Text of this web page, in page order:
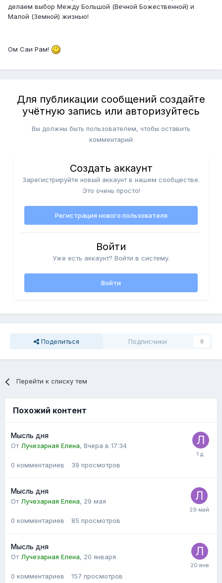
делаем выбор Между Большой (Вечной Божественной) и
Малой (Земной) жизнью!
Ом Саи Рам!
Для публикации сообщений создайте
учётную запись или авторизуйтесь
Вы должны быть пользователем, чтобы оставить
комментарий
Создать аккаунт
Зарегистрируйте новый аккаунт в нашем сообществе.
Это очень просто!
Регистрация нового пользователя
Войти
Уже есть аккаунт? Войти в систему.
Войти
Поделиться Подписчики 0
Перейти к списку тем
Похожий контент
Мысль дня
От Лучезарная Елена, Вчера в 17:34
0 комментариев 39 просмотров
Мысль дня
От Лучезарная Елена, 29 мая
0 комментариев 85 просмотров
Мысль дня
От Лучезарная Елена, 20 января
0 комментариев 157 просмотров